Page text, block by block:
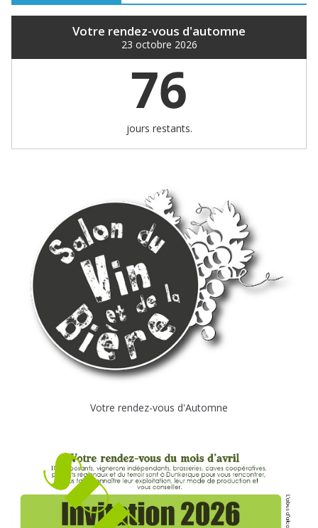
Votre rendez-vous d'automne
23 octobre 2026
76
jours restants.
Votre rendez-vous d'Automne